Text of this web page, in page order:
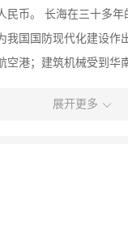
民币。 长海在三十多
国国防现代化建设作
港；建筑机械受到
展开更多